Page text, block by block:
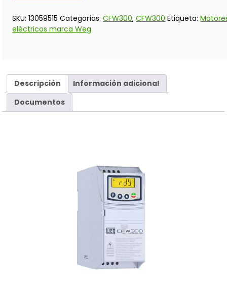
SKU:13059515 Categorías:CFW300,CFW300 Etiqueta:
eléctricos marca Weg
Descripción
Información adicional
Documentos